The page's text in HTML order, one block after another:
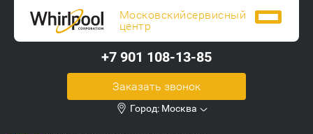
Московскийсервисный
центр
Город: Москва
+7 901 108-13-85
Заказать звонок